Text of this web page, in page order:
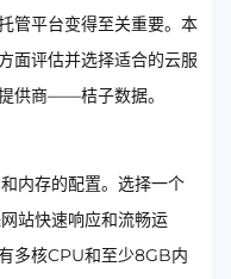
管平台变得至关重要。本
面评估并选择适合的云服
供商——桔子数据。
内存的配置。选择一个
站快速响应和流畅运
多核CPU和至少8GB内